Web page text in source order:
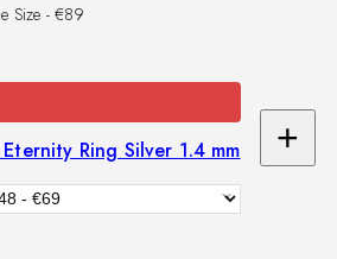
Size - €89
Ring Silver 1.4 mm +